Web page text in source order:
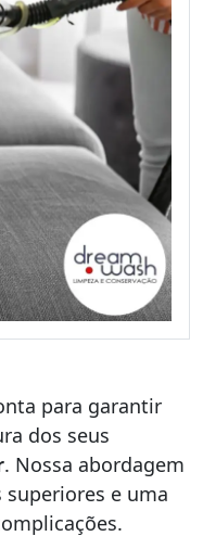
para garantir
dos seus
. Nossa abordagem
e uma